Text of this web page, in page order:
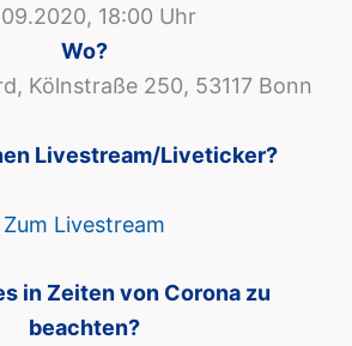
18:00 Uhr
Wo?
Kölnstraße 250, 53117 Bonn
Livestream/Liveticker?
Zum Livestream
in Zeiten von Corona zu
beachten?